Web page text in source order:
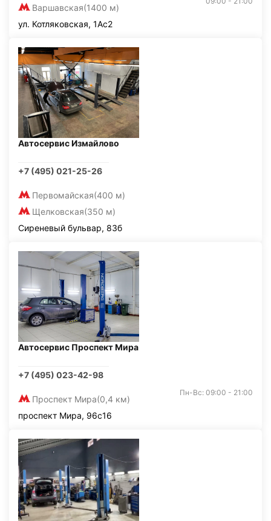
Варшавская(1400 м)
ул. Котляковская, 1Ас2
Автосервис Измайлово
+7 (495) 021-25-26
Первомайская(400 м)
Щелковская(350 м)
Сиреневый бульвар, 83б
Автосервис Проспект Мира
+7 (495) 023-42-98
Проспект Мира(0,4 км)
Пн-Вс: 09:00 - 21:00
проспект Мира, 96с16